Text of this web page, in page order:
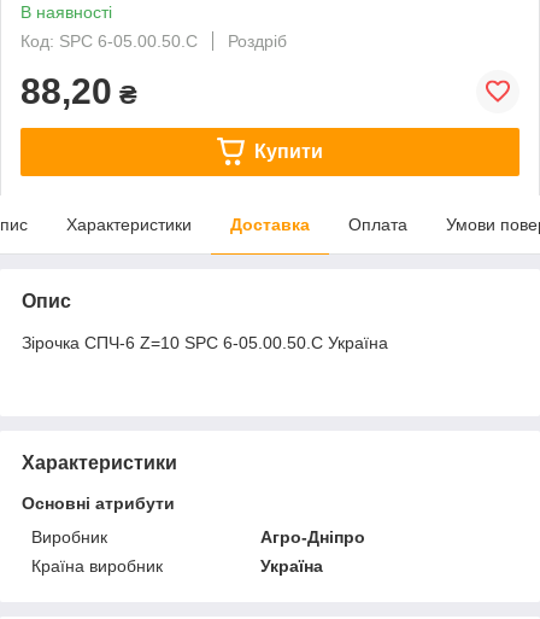
В наявності
Код: SPC 6-05.00.50.C
Роздріб
88,20 ₴
Купити
Характеристики Доставка Оплата Умови
Опис
Зірочка СПЧ-6 Z=10 SPC 6-05.00.50.C Україна
Характеристики
Основні атрибути
Виробник
Агро-Дніпро
Країна виробник
Україна